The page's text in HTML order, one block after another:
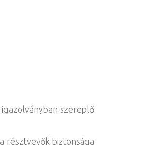
szereplő
résztvevők biztonsága